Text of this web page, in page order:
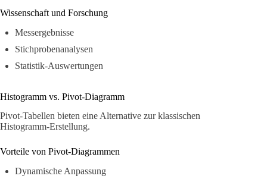
Wissenschaft und Forschung
Messergebnisse
Stichprobenanalysen
Statistik-Auswertungen
Histogramm vs. Pivot-Diagramm
Pivot-Tabellen bieten eine Alternative zur klassischen
Histogramm-Erstellung.
Vorteile von Pivot-Diagrammen
Dynamische Anpassung